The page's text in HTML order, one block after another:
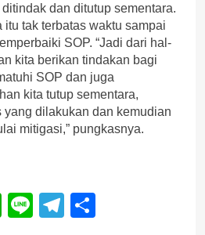
dan ditutup sementara.
itu tak terbatas waktu sampai
SOP. “Jadi dari hal-
kita berikan tindakan bagi
SOP dan juga
kita tutup sementara,
yang dilakukan dan kemudian
mitigasi,” pungkasnya.
WhatsApp
LineTelegram